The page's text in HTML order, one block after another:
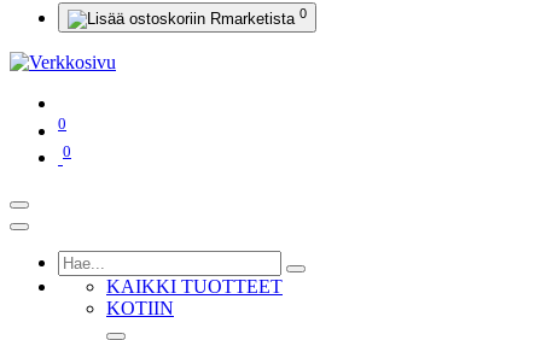
0
0
0
KAIKKI TUOTTEET
KOTIIN